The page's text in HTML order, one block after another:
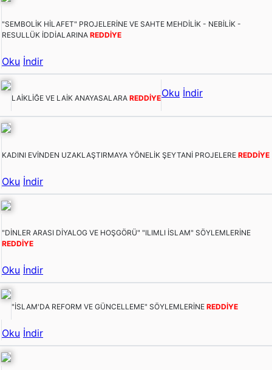
"SEMBOLİK HİLAFET" PROJELERİNE VE SAHTE MEHDİLİK - NEBİLİK -
RESULLÜK İDDİALARINA REDDİYE
Oku İndir
LAİKLİĞE VE LAİK ANAYASALARA REDDİYEOku İndir
KADINI EVİNDEN UZAKLAŞTIRMAYA YÖNELİK ŞEYTANİ PROJELERE REDDİYE
Oku İndir
"DİNLER ARASI DİYALOG VE HOŞGÖRÜ" "ILIMLI İSLAM" SÖYLEMLERİNE
REDDİYE
Oku İndir
"İSLAM'DA REFORM VE GÜNCELLEME" SÖYLEMLERİNE REDDİYE
Oku İndir